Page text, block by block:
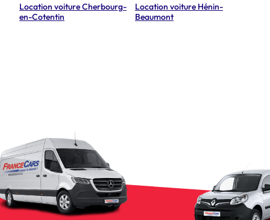
Location voiture Cherbourg-
en-Cotentin
Location voiture Hénin-
Beaumont